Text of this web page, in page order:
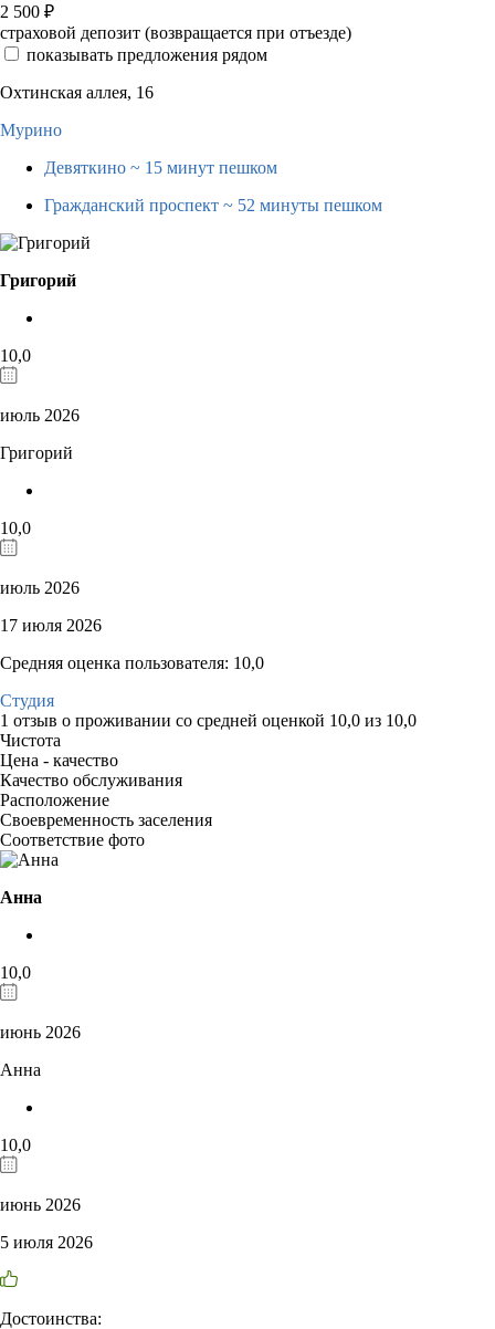
2 500 ₽
страховой депозит (возвращается при отъезде)
показывать предложения рядом
Охтинская аллея, 16
Мурино
Девяткино ~ 15 минут пешком
Гражданский проспект ~ 52 минуты пешком
Григорий
10,0
июль 2026
Григорий
10,0
июль 2026
17 июля 2026
Средняя оценка пользователя: 10,0
Студия
1 отзыв о проживании со средней оценкой 10,0 из 10,0
Чистота
Цена - качество
Качество обслуживания
Расположение
Своевременность заселения
Соответствие фото
Анна
10,0
июнь 2026
Анна
10,0
июнь 2026
5 июля 2026
Достоинства: